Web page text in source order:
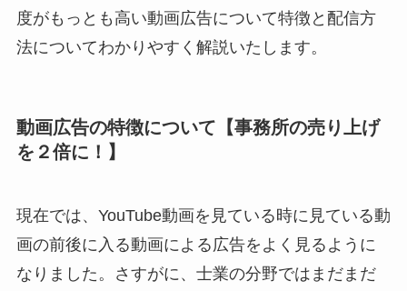
度がもっとも高い動画広告について特徴と配信方
法についてわかりやすく解説いたします。
動画広告の特徴について【事務所の売り上げ
を２倍に！】
現在では、YouTube動画を見ている時に見ている動
画の前後に入る動画による広告をよく見るように
なりました。さすがに、士業の分野ではまだまだ